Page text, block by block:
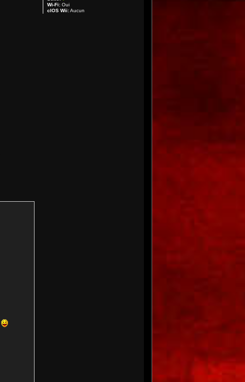
Wi-Fi: Oui
cIOS Wii:Aucun